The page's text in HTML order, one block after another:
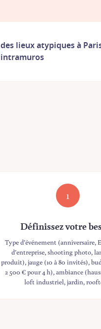
des lieux atypiques à
intramuros
1
Définissez votre
Type d’événement (anniversaire,
d’entreprise, shooting photo,
produit), jauge (10 à 80 invités),
2 500 € pour 4 h), ambiance
loft industriel, jardin,